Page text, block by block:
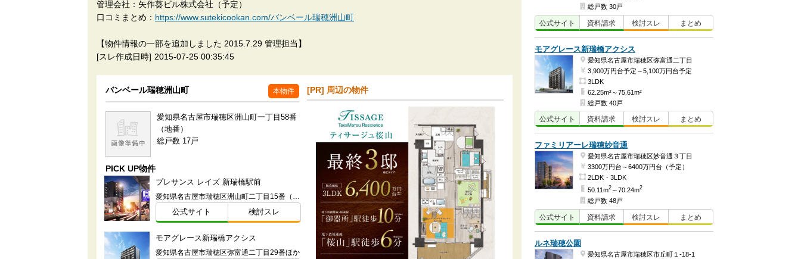
管理会社：矢作葵ビル株式会社（予定）
口コミまとめ： https://www.sutekicookan.com/バンベール瑞穂洲山町
【物件情報の一部を追加しました 2015.7.29 管理担当】
[スレ作成日時] 2015-07-25 00:35:45
バンベール瑞穂洲山町 本物件
愛知県名古屋市瑞穂区洲山町一丁目58番
（地番）
総戸数 17戸
PICK UP物件
プレサンス レイズ 新瑞橋駅前
愛知県名古屋市瑞穂区洲山町二丁目15番（地番）
公式サイト 検討スレ
モアグレース新瑞橋アクシス
愛知県名古屋市瑞穂区弥富通二丁目29番ほか
[PR] 周辺の物件
総戸数 30戸
公式サイト 資料請求 検討スレ まとめ
モアグレース新瑞橋アクシス
愛知県名古屋市瑞穂区弥富通二丁目
3,900万円台予定～5,100万円台予定
3LDK
62.25m²～75.61m²
総戸数 40戸
公式サイト 資料請求 検討スレ まとめ
ファミリアーレ瑞穂妙音通
愛知県名古屋市瑞穂区妙音通３丁目
3300万円台～6400万円台（予定）
2LDK・3LDK
50.11m2 ～70.24m2
総戸数 48戸
公式サイト 資料請求 検討スレ まとめ
ルネ瑞穂公園
愛知県名古屋市瑞穂区市丘町１-18-1